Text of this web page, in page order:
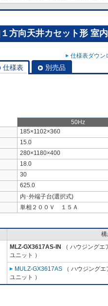
方向天井カセット形 室
仕様表ダウン
仕様表 別売品
50Hz
185×1102×360
15.0
280×1180×400
18.0
30
625.0
内･外端子台(選択式)
単相２００Ｖ １５Ａ
構
MLZ-GX3617AS-IN
（ ハウジング
ユニット ）
MULZ-GX3617AS （ ハウジング
ユニット ）